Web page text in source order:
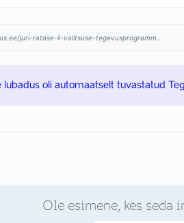
juri-ratase-ii-valitsuse-tegevusprogramm...
lubadus oli automaatselt tuvastatud
Ole esimene, kes seda